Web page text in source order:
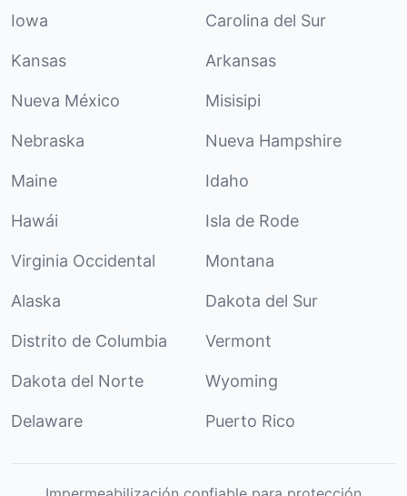
Iowa Carolina del Sur
Kansas Arkansas
Nueva México Misisipi
Nebraska Nueva Hampshire
Maine Idaho
Hawái Isla de Rode
Virginia Occidental Montana
Alaska Dakota del Sur
Distrito de Columbia Vermont
Dakota del Norte Wyoming
Delaware Puerto Rico